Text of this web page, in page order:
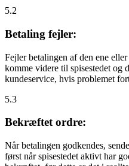
5.2
Betaling fejler:
Fejler betalingen af den ene
komme videre til spisestedet og
kundeservice, hvis problemet
5.3
Bekræftet ordre:
Når betalingen godkendes,
først når spisestedet aktivt har